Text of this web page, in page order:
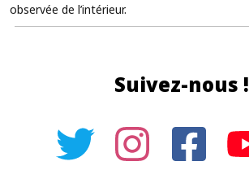
observée de l’intérieur.
Suivez-nous !